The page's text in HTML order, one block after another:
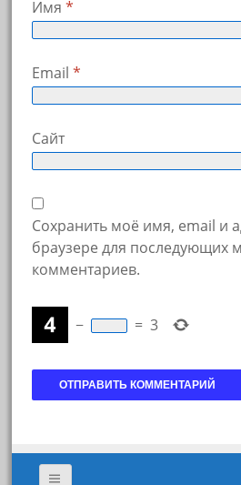
Имя *
Email *
Сайт
Сохранить моё имя, email и
браузере для последующих
комментариев.
− = 3